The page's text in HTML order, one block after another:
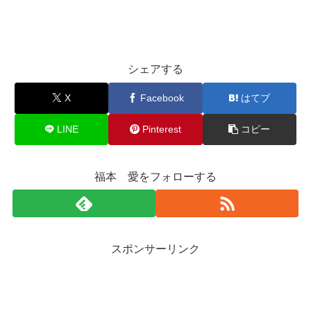
シェアする
X Facebook はてブ
LINE Pinterest コピー
福本 愛をフォローする
スポンサーリンク